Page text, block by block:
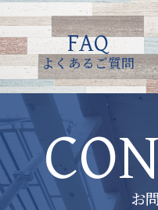
FAQ
よくあるご質問
お